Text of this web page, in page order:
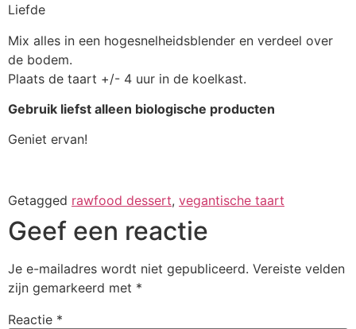
Liefde
Mix alles in een hogesnelheidsblender en verdeel over
de bodem.
Plaats de taart +/- 4 uur in de koelkast.
Gebruik liefst alleen biologische producten
Geniet ervan!
Getagged rawfood dessert, vegantische taart
Geef een reactie
Je e-mailadres wordt niet gepubliceerd. Vereiste velden
zijn gemarkeerd met *
Reactie *